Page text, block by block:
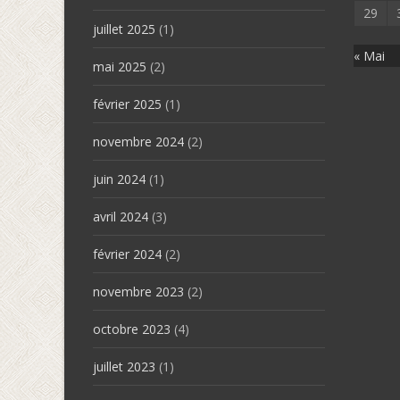
juillet 2025 (1)
mai 2025 (2)
février 2025 (1)
novembre 2024 (2)
juin 2024 (1)
avril 2024 (3)
février 2024 (2)
novembre 2023 (2)
octobre 2023 (4)
juillet 2023 (1)
29
« Mai